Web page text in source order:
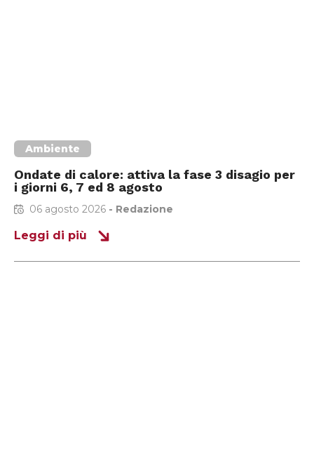
Ambiente
Ondate di calore: attiva la fase 3 disagio per
i giorni 6, 7 ed 8 agosto
06 agosto 2026 - Redazione
Leggi di più